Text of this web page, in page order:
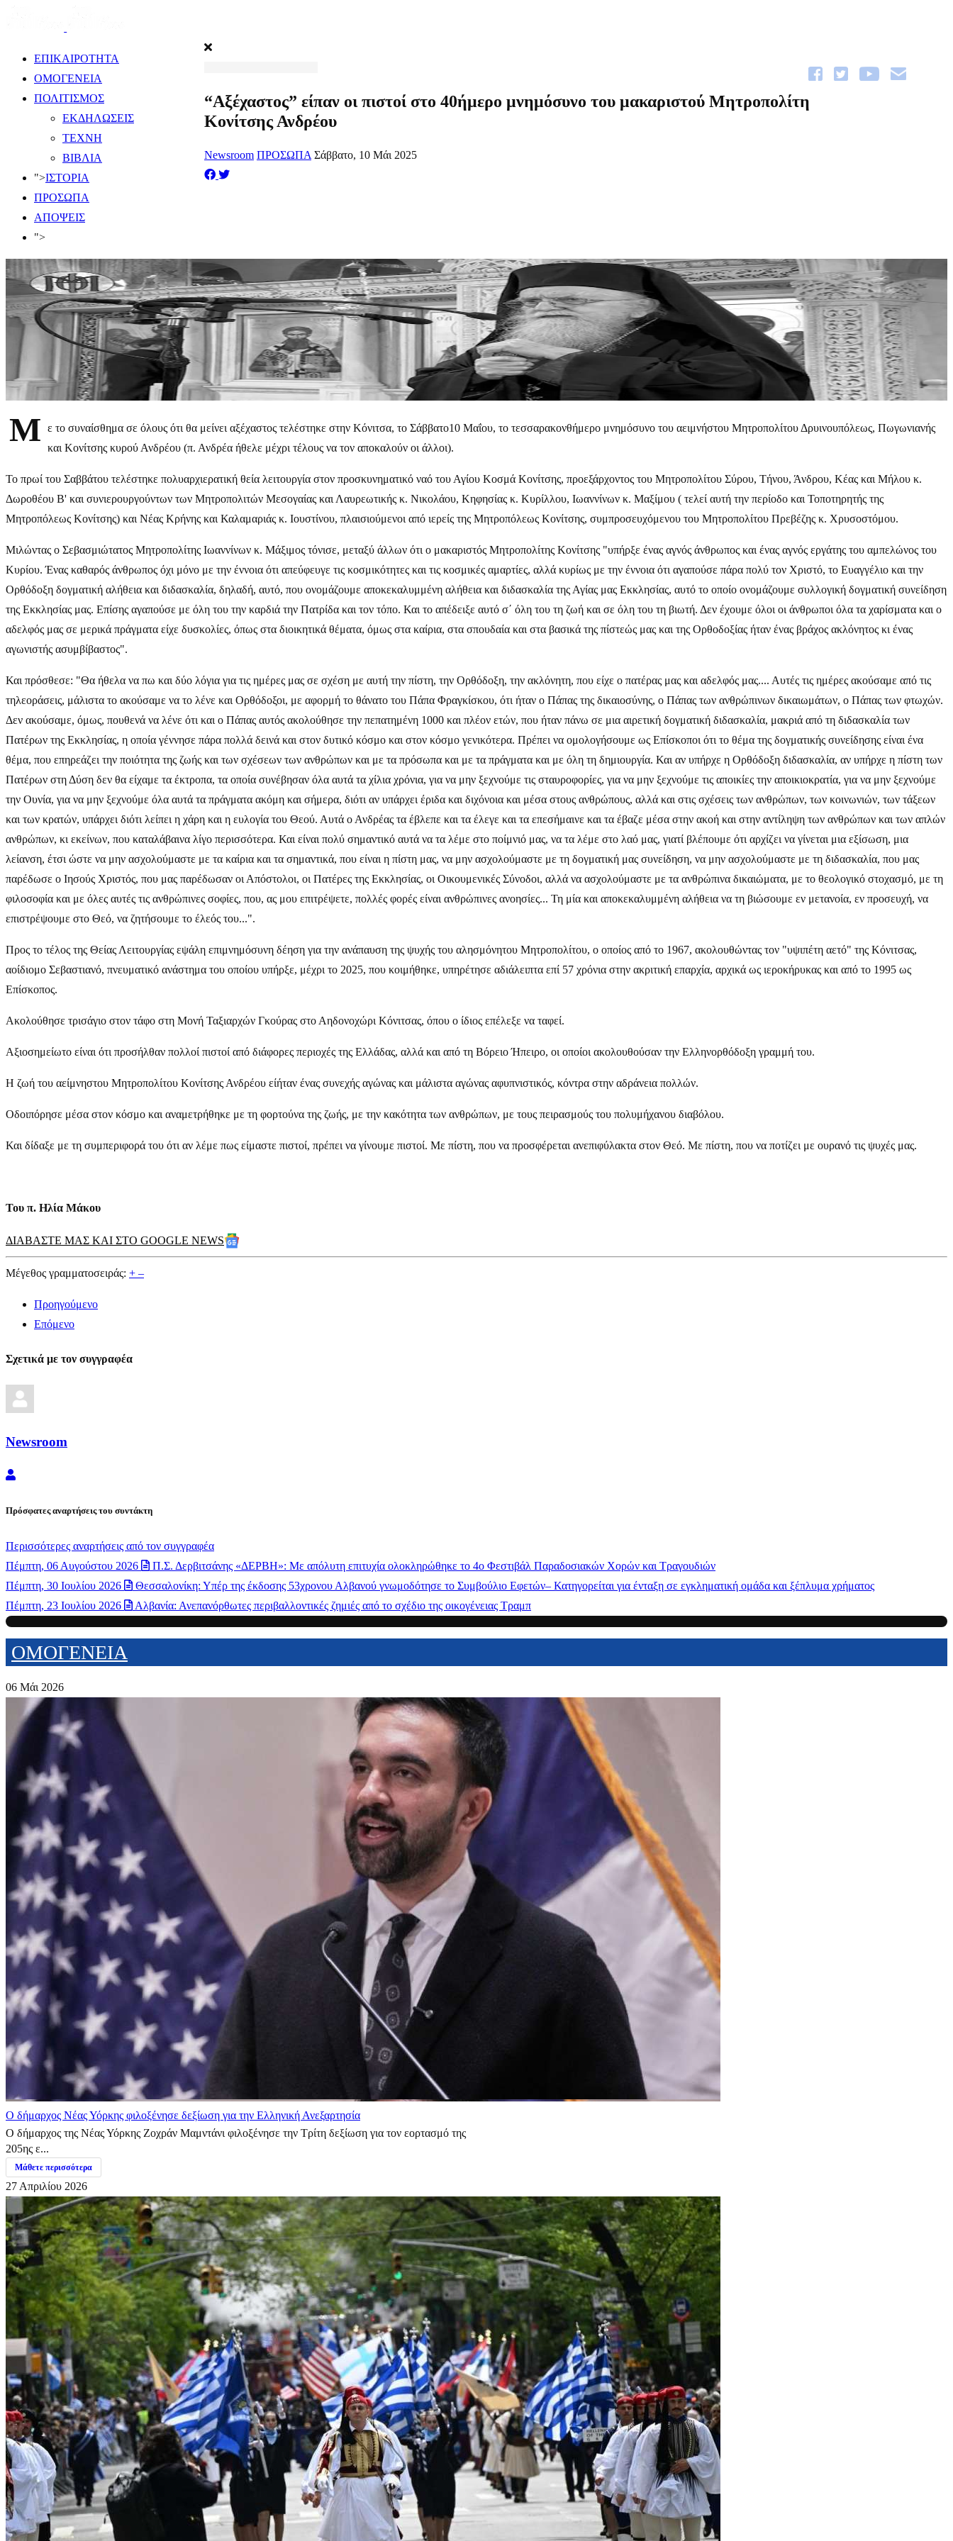
ΕΠΙΚΑΙΡΟΤΗΤΑ
ΟΜΟΓΕΝΕΙΑ
ΠΟΛΙΤΙΣΜΟΣ
ΕΚΔΗΛΩΣΕΙΣ
ΤΕΧΝΗ
ΒΙΒΛΙΑ
">ΙΣΤΟΡΙΑ
ΠΡΟΣΩΠΑ
ΑΠΟΨΕΙΣ
">
“Αξέχαστος” είπαν οι πιστοί στο 40ήμερο μνημόσυνο του μακαριστού Μητροπολίτη
Κονίτσης Ανδρέου
Newsroom ΠΡΟΣΩΠΑ Σάββατο, 10 Μάι 2025
Μ
ε το συναίσθημα σε όλους ότι θα μείνει αξέχαστος τελέστηκε στην Κόνιτσα, το Σάββατο10 Μαΐου, το τεσσαρακονθήμερο μνημόσυνο του αειμνήστου Μητροπολίτου Δρυινουπόλεως, Πωγωνιανής
και Κονίτσης κυρού Ανδρέου (π. Ανδρέα ήθελε μέχρι τέλους να τον αποκαλούν οι άλλοι).
Το πρωί του Σαββάτου τελέστηκε πολυαρχιερατική θεία λειτουργία στον προσκυνηματικό ναό του Αγίου Κοσμά Κονίτσης, προεξάρχοντος του Μητροπολίτου Σύρου, Τήνου, Άνδρου, Κέας και Μήλου κ.
Δωροθέου Β' και συνιερουργούντων των Μητροπολιτών Μεσογαίας και Λαυρεωτικής κ. Νικολάου, Κηφησίας κ. Κυρίλλου, Ιωαννίνων κ. Μαξίμου ( τελεί αυτή την περίοδο και Τοποτηρητής της
Μητροπόλεως Κονίτσης) και Νέας Κρήνης και Καλαμαριάς κ. Ιουστίνου, πλαισιούμενοι από ιερείς της Μητροπόλεως Κονίτσης, συμπροσευχόμενου του Μητροπολίτου Πρεβέζης κ. Χρυσοστόμου.
Μιλώντας ο Σεβασμιώτατος Μητροπολίτης Ιωαννίνων κ. Μάξιμος τόνισε, μεταξύ άλλων ότι ο μακαριστός Μητροπολίτης Κονίτσης "υπήρξε ένας αγνός άνθρωπος και ένας αγνός εργάτης του αμπελώνος του
Κυρίου. Ένας καθαρός άνθρωπος όχι μόνο με την έννοια ότι απεύφευγε τις κοσμικότητες και τις κοσμικές αμαρτίες, αλλά κυρίως με την έννοια ότι αγαπούσε πάρα πολύ τον Χριστό, το Ευαγγέλιο και την
Ορθόδοξη δογματική αλήθεια και διδασκαλία, δηλαδή, αυτό, που ονομάζουμε αποκεκαλυμμένη αλήθεια και διδασκαλία της Αγίας μας Εκκλησίας, αυτό το οποίο ονομάζουμε συλλογική δογματική συνείδηση
της Εκκλησίας μας. Επίσης αγαπούσε με όλη του την καρδιά την Πατρίδα και τον τόπο. Και το απέδειξε αυτό σ΄ όλη του τη ζωή και σε όλη του τη βιωτή. Δεν έχουμε όλοι οι άνθρωποι όλα τα χαρίσματα και ο
αδελφός μας σε μερικά πράγματα είχε δυσκολίες, όπως στα διοικητικά θέματα, όμως στα καίρια, στα σπουδαία και στα βασικά της πίστεώς μας και της Ορθοδοξίας ήταν ένας βράχος ακλόνητος κι ένας
αγωνιστής ασυμβίβαστος".
Και πρόσθεσε: "Θα ήθελα να πω και δύο λόγια για τις ημέρες μας σε σχέση με αυτή την πίστη, την Ορθόδοξη, την ακλόνητη, που είχε ο πατέρας μας και αδελφός μας.... Αυτές τις ημέρες ακούσαμε από τις
τηλεοράσεις, μάλιστα το ακούσαμε να το λένε και Ορθόδοξοι, με αφορμή το θάνατο του Πάπα Φραγκίσκου, ότι ήταν ο Πάπας της δικαιοσύνης, ο Πάπας των ανθρώπινων δικαιωμάτων, ο Πάπας των φτωχών.
Δεν ακούσαμε, όμως, πουθενά να λένε ότι και ο Πάπας αυτός ακολούθησε την πεπατημένη 1000 και πλέον ετών, που ήταν πάνω σε μια αιρετική δογματική διδασκαλία, μακριά από τη διδασκαλία των
Πατέρων της Εκκλησίας, η οποία γέννησε πάρα πολλά δεινά και στον δυτικό κόσμο και στον κόσμο γενικότερα. Πρέπει να ομολογήσουμε ως Επίσκοποι ότι το θέμα της δογματικής συνείδησης είναι ένα
θέμα, που επηρεάζει την ποιότητα της ζωής και των σχέσεων των ανθρώπων και με τα πρόσωπα και με τα πράγματα και με όλη τη δημιουργία. Και αν υπήρχε η Ορθόδοξη διδασκαλία, αν υπήρχε η πίστη των
Πατέρων στη Δύση δεν θα είχαμε τα έκτροπα, τα οποία συνέβησαν όλα αυτά τα χίλια χρόνια, για να μην ξεχνούμε τις σταυροφορίες, για να μην ξεχνούμε τις αποικίες την αποικιοκρατία, για να μην ξεχνούμε
την Ουνία, για να μην ξεχνούμε όλα αυτά τα πράγματα ακόμη και σήμερα, διότι αν υπάρχει έριδα και διχόνοια και μέσα στους ανθρώπους, αλλά και στις σχέσεις των ανθρώπων, των κοινωνιών, των τάξεων
και των κρατών, υπάρχει διότι λείπει η χάρη και η ευλογία του Θεού. Αυτά ο Ανδρέας τα έβλεπε και τα έλεγε και τα επεσήμαινε και τα έβαζε μέσα στην ακοή και στην αντίληψη των ανθρώπων και των απλών
ανθρώπων, κι εκείνων, που καταλάβαινα λίγο περισσότερα. Και είναι πολύ σημαντικό αυτά να τα λέμε στο ποίμνιό μας, να τα λέμε στο λαό μας, γιατί βλέπουμε ότι αρχίζει να γίνεται μια εξίσωση, μια
λείανση, έτσι ώστε να μην ασχολούμαστε με τα καίρια και τα σημαντικά, που είναι η πίστη μας, να μην ασχολούμαστε με τη δογματική μας συνείδηση, να μην ασχολούμαστε με τη διδασκαλία, που μας
παρέδωσε ο Ιησούς Χριστός, που μας παρέδωσαν οι Απόστολοι, οι Πατέρες της Εκκλησίας, οι Οικουμενικές Σύνοδοι, αλλά να ασχολούμαστε με τα ανθρώπινα δικαιώματα, με το θεολογικό στοχασμό, με τη
φιλοσοφία και με όλες αυτές τις ανθρώπινες σοφίες, που, ας μου επιτρέψετε, πολλές φορές είναι ανθρώπινες ανοησίες... Τη μία και αποκεκαλυμμένη αλήθεια να τη βιώσουμε εν μετανοία, εν προσευχή, να
επιστρέψουμε στο Θεό, να ζητήσουμε το έλεός του...".
Προς το τέλος της Θείας Λειτουργίας εψάλη επιμνημόσυνη δέηση για την ανάπαυση της ψυχής του αλησμόνητου Μητροπολίτου, ο οποίος από το 1967, ακολουθώντας τον "υψιπέτη αετό" της Κόνιτσας,
αοίδιομο Σεβαστιανό, πνευματικό ανάστημα του οποίου υπήρξε, μέχρι το 2025, που κοιμήθηκε, υπηρέτησε αδιάλειπτα επί 57 χρόνια στην ακριτική επαρχία, αρχικά ως ιεροκήρυκας και από το 1995 ως
Επίσκοπος.
Ακολούθησε τρισάγιο στον τάφο στη Μονή Ταξιαρχών Γκούρας στο Αηδονοχώρι Κόνιτσας, όπου ο ίδιος επέλεξε να ταφεί.
Αξιοσημείωτο είναι ότι προσήλθαν πολλοί πιστοί από διάφορες περιοχές της Ελλάδας, αλλά και από τη Βόρειο Ήπειρο, οι οποίοι ακολουθούσαν την Ελληνορθόδοξη γραμμή του.
Η ζωή του αείμνηστου Μητροπολίτου Κονίτσης Ανδρέου είήταν ένας συνεχής αγώνας και μάλιστα αγώνας αφυπνιστικός, κόντρα στην αδράνεια πολλών.
Οδοιπόρησε μέσα στον κόσμο και αναμετρήθηκε με τη φορτούνα της ζωής, με την κακότητα των ανθρώπων, με τους πειρασμούς του πολυμήχανου διαβόλου.
Και δίδαξε με τη συμπεριφορά του ότι αν λέμε πως είμαστε πιστοί, πρέπει να γίνουμε πιστοί. Με πίστη, που να προσφέρεται ανεπιφύλακτα στον Θεό. Με πίστη, που να ποτίζει με ουρανό τις ψυχές μας.
Του π. Ηλία Μάκου
ΔΙΑΒΑΣΤΕ ΜΑΣ ΚΑΙ ΣΤΟ GOOGLE NEWS
Μέγεθος γραμματοσειράς: + –
Προηγούμενο
Επόμενο
Σχετικά με τον συγγραφέα
Newsroom
Newsroom
Πρόσφατες αναρτήσεις του συντάκτη
Περισσότερες αναρτήσεις από τον συγγραφέα
Πέμπτη, 06 Αυγούστου 2026
Π.Σ. Δερβιτσάνης «ΔΕΡΒΗ»: Με απόλυτη επιτυχία ολοκληρώθηκε το 4ο Φεστιβάλ Παραδοσιακών Χορών και Τραγουδιών
Πέμπτη, 30 Ιουλίου 2026
Θεσσαλονίκη: Υπέρ της έκδοσης 53χρονου Αλβανού γνωμοδότησε το Συμβούλιο Εφετών– Κατηγορείται για ένταξη σε εγκληματική ομάδα και ξέπλυμα χρήματος
Πέμπτη, 23 Ιουλίου 2026
Αλβανία: Ανεπανόρθωτες περιβαλλοντικές ζημιές από το σχέδιο της οικογένειας Τραμπ
ΟΜΟΓΕΝΕΙΑ
06 Μάι 2026
Ο δήμαρχος Νέας Υόρκης φιλοξένησε δεξίωση για την Ελληνική Ανεξαρτησία
Ο δήμαρχος της Νέας Υόρκης Ζοχράν Μαμντάνι φιλοξένησε την Τρίτη δεξίωση για τον εορτασμό της
205ης ε...
Μάθετε περισσότερα
27 Απριλίου 2026